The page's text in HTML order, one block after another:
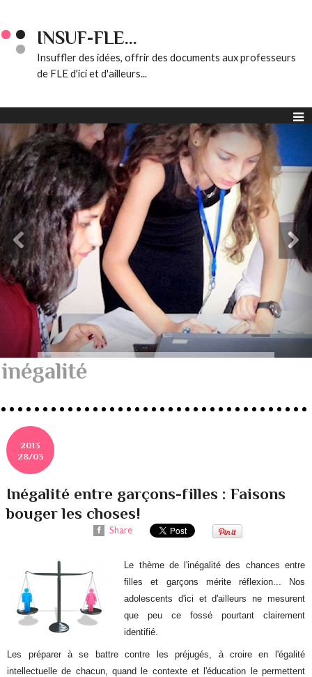
INSUF-FLE...
Insuffler des idées, offrir des documents aux professeurs
de FLE d'ici et d'ailleurs...
inégalité
2013
28/03
Inégalité entre garçons-filles : Faisons
bouger les choses!
Share
Le thème de l'inégalité des chances entre
filles et garçons mérite réflexion... Nos
adolescents d'ici et d'ailleurs ne mesurent
que peu ce fossé pourtant clairement
identifié.
Les préparer à se battre contre les préjugés, à croire en l'égalité
intellectuelle de chacun, quand le contexte et l'éducation le permettent